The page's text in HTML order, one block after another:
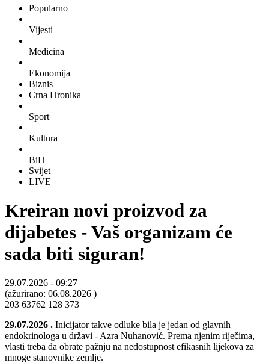
Popularno
Vijesti
Medicina
Ekonomija
Biznis
Crna Hronika
Sport
Kultura
BiH
Svijet
LIVE
Kreiran novi proizvod za
dijabetes - Vaš organizam će
sada biti siguran!
29.07.2026 - 09:27
(ažurirano: 06.08.2026 )
203 63762 128 373
29.07.2026 . Inicijator takve odluke bila je jedan od glavnih
endokrinologa u državi - Azra Nuhanović. Prema njenim riječima,
vlasti treba da obrate pažnju na nedostupnost efikasnih lijekova za
mnoge stanovnike zemlje.